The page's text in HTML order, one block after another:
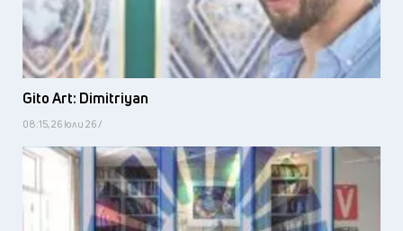
Gito Art: Dimitriyan
08:15, 26 юли 26 /